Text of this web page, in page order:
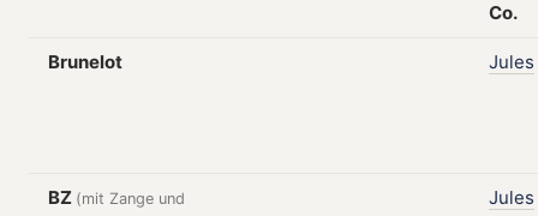
Co.
Brunelot Jules
BZ (mit Zange und
Jules